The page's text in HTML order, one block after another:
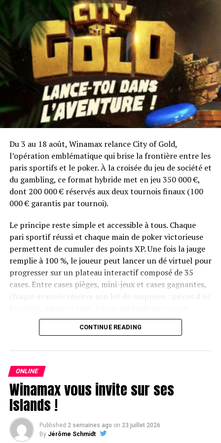
Du 3 au 18 août, Winamax relance City of Gold,
l’opération emblématique qui brise la frontière entre les
paris sportifs et le poker. À la croisée du jeu de société et
du gambling, ce format hybride met en jeu 350 000 €,
dont 200 000 € réservés aux deux tournois finaux (100
000 € garantis par tournoi).
Le principe reste simple et accessible à tous. Chaque
pari sportif réussi et chaque main de poker victorieuse
permettent de cumuler des points XP. Une fois la jauge
remplie à 100 %, le joueur peut lancer un dé virtuel pour
progresser sur un plateau interactif composé de 35
cases. Entre cases pièges, mini-jeux et cases gagnantes,
chaque avancée réserve son lot de surprises : pièces d’or,
tickets de tournois.
100 000 € chacune
L’aventure ne s’arrête pas à un simple jeu de plateau :
elle se poursuit sur les tables de poker. Parmi les cases
les plus convoitées du plateau, celle attribuant un ticket
aux tournois freerolls quotidiens City of Gold 10K. Ces
rendez-vous du soir, organisés chaque jour à 20 heures,
garantissent une dotation de 10 000 € par édition.Enfin,
CONTINUE READING
ONLINE
Winamax vous invite sur ses
Islands !
Published 2 semaines ago on 23 juillet 2026
By Jérôme Schmidt